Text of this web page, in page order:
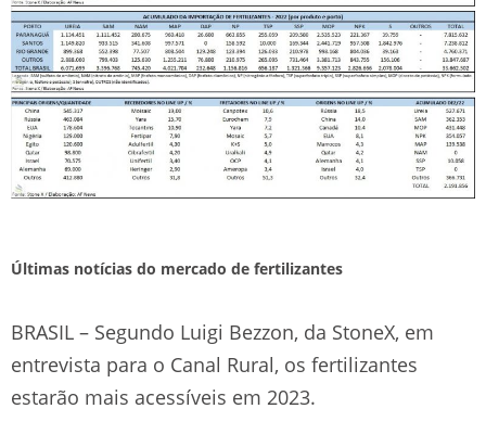
Últimas notícias do mercado de fertilizantes
BRASIL – Segundo Luigi Bezzon, da StoneX, em
entrevista para o Canal Rural, os fertilizantes
estarão mais acessíveis em 2023.